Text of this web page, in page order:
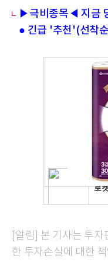
▶극비종목◀ 지금
● 긴급 '추천'(선착
[알림] 본 기사는 투
한 투자손실에 대한